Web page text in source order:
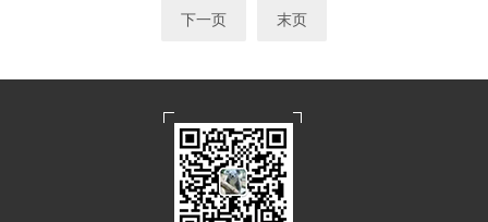
下一页 末页